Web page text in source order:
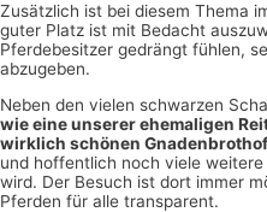
Zusätzlich ist bei diesem Thema
guter Platz ist mit Bedacht
Pferdebesitzer gedrängt fühlen,
abzugeben.
Neben den vielen schwarzen
wie eine unserer ehemaligen
wirklich schönen
und hoffentlich noch viele
wird. Der Besuch ist dort immer
Pferden für alle transparent.